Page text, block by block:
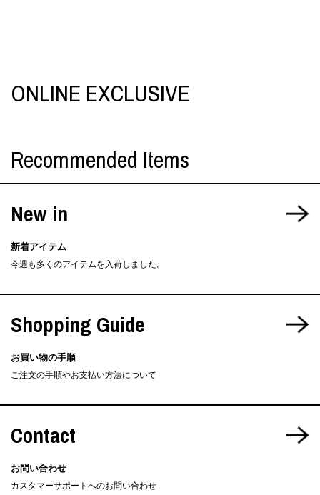
ONLINE EXCLUSIVE
Recommended Items
New in
新着アイテム
今週も多くのアイテムを入荷しました。
Shopping Guide
お買い物の手順
ご注文の手順やお支払い方法について
Contact
お問い合わせ
カスタマーサポートへのお問い合わせ